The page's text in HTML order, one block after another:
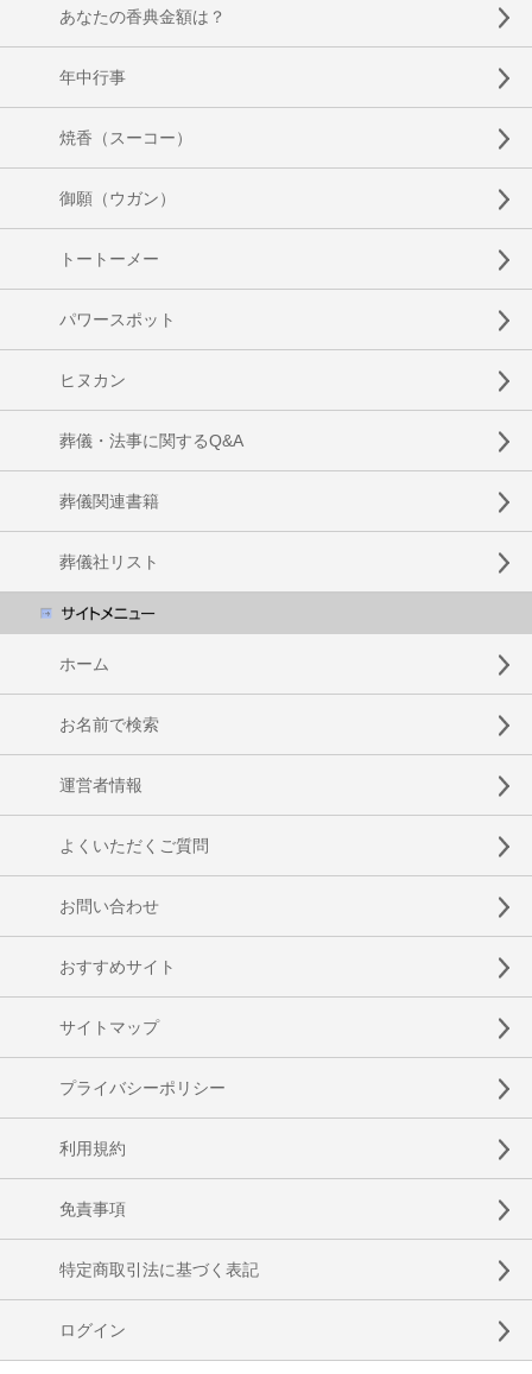
あなたの香典金額は？
年中行事
焼香（スーコー）
御願（ウガン）
トートーメー
パワースポット
ヒヌカン
葬儀・法事に関するQ&A
葬儀関連書籍
葬儀社リスト
ホーム
お名前で検索
運営者情報
よくいただくご質問
お問い合わせ
おすすめサイト
サイトマップ
プライバシーポリシー
利用規約
免責事項
特定商取引法に基づく表記
ログイン